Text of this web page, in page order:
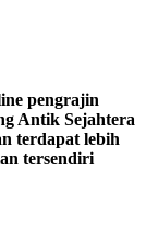
pengrajin
Antik Sejahtera
terdapat lebih
tersendiri